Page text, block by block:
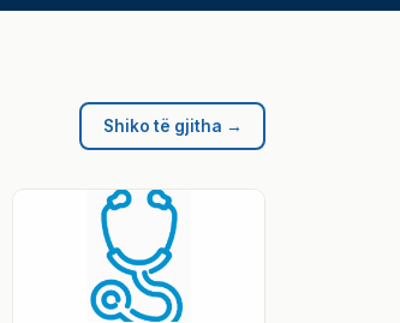
Shiko të gjitha →